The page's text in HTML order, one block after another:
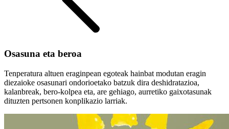
Osasuna eta beroa
Tenperatura altuen eraginpean egoteak hainbat modutan eragin
diezaioke osasunari ondorioetako batzuk dira deshidratazioa,
kalanbreak, bero-kolpea eta, are gehiago, aurretiko gaixotasunak
dituzten pertsonen konplikazio larriak.